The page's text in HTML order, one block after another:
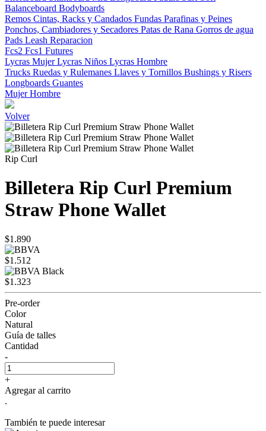
Balanceboard Bodyboards
Remos Cintas, Racks y Candados Fundas Parafinas y Peines
Ponchos, Cambiadores y Secadores Patas de Rana Gorros de agua
Pads Leash Reparacion
Fcs2 Fcs1 Futures
Lycras MujerLycras Niños Lycras Hombre
Trucks Ruedas y Rulemanes Llaves y Tornillos Bushings y Risers
Longboards Guantes
MujerHombre
Volver
Rip Curl
Billetera Rip Curl Premium
Straw Phone Wallet
$1.890
$1.512
$1.323
Pre-order
Color
Natural
Guía de talles
Cantidad
-
+
Agregar al carrito
.
También te puede interesar